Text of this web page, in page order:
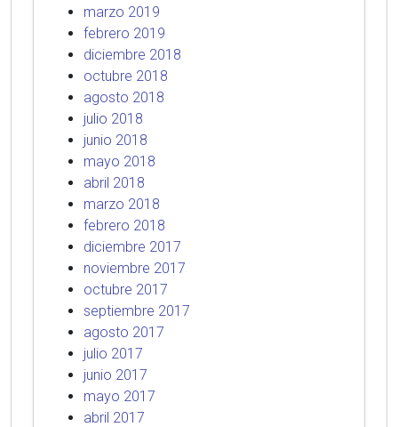
marzo 2019
febrero 2019
diciembre 2018
octubre 2018
agosto 2018
julio 2018
junio 2018
mayo 2018
abril 2018
marzo 2018
febrero 2018
diciembre 2017
noviembre 2017
octubre 2017
septiembre 2017
agosto 2017
julio 2017
junio 2017
mayo 2017
abril 2017